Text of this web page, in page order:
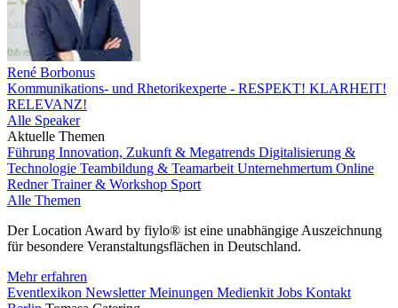
René Borbonus
Kommunikations- und Rhetorikexperte - RESPEKT! KLARHEIT!
RELEVANZ!
Alle Speaker
Aktuelle Themen
Führung Innovation, Zukunft & Megatrends Digitalisierung &
Technologie Teambildung & Teamarbeit Unternehmertum Online
RednerTrainer & Workshop Sport
Alle Themen
Der Location Award by fiylo® ist eine unabhängige Auszeichnung
für besondere Veranstaltungsflächen in Deutschland.
Mehr erfahren
Eventlexikon NewsletterMeinungen Medienkit Jobs Kontakt